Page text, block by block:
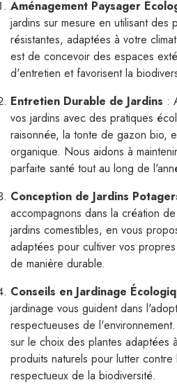
Aménagement Paysager
jardins sur mesure en utilisant des
résistantes, adaptées à votre
est de concevoir des espaces
d'entretien et favorisent la
Entretien Durable de Jardins :
vos jardins avec des pratiques
raisonnée, la tonte de gazon bio,
organique. Nous aidons à
parfaite santé tout au long de
Conception de Jardins
accompagnons dans la création
jardins comestibles, en vous
adaptées pour cultiver vos
de manière durable.
Conseils en Jardinage
jardinage vous guident dans
respectueuses de
sur le choix des plantes adaptées
produits naturels pour lutter
respectueux de la biodiversité.